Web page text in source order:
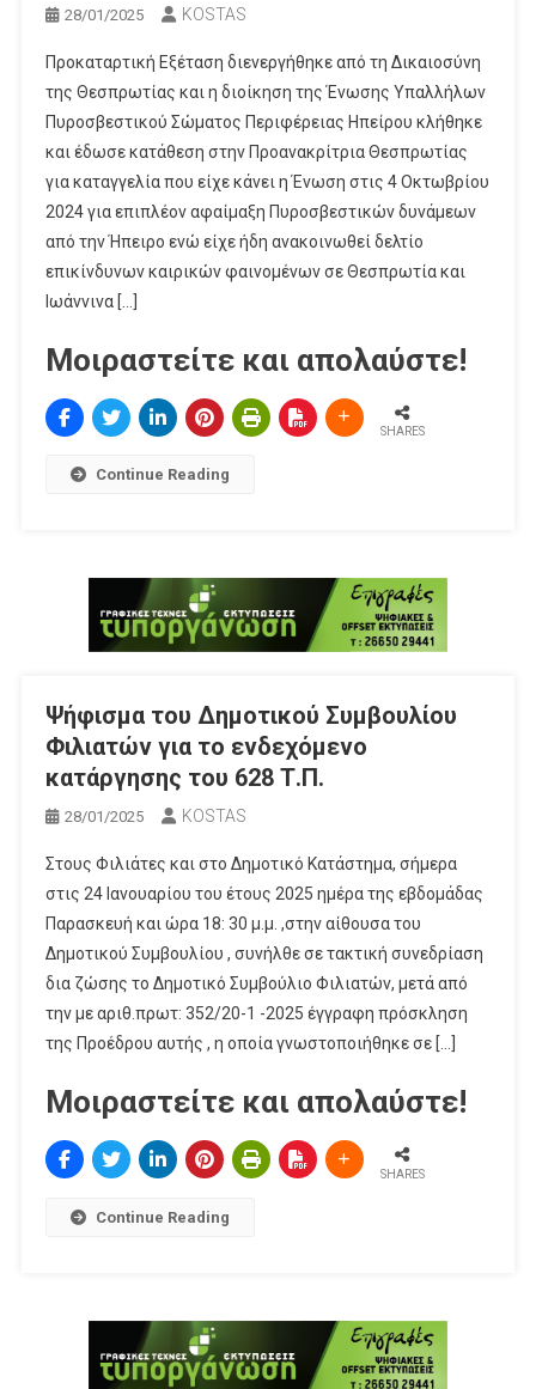
28/01/2025 KOSTAS
Προκαταρτική Εξέταση διενεργήθηκε από τη Δικαιοσύνη
της Θεσπρωτίας και η διοίκηση της Ένωσης Υπαλλήλων
Πυροσβεστικού Σώματος Περιφέρειας Ηπείρου κλήθηκε
και έδωσε κατάθεση στην Προανακρίτρια Θεσπρωτίας
για καταγγελία που είχε κάνει η Ένωση στις 4 Οκτωβρίου
2024 για επιπλέον αφαίμαξη Πυροσβεστικών δυνάμεων
από την Ήπειρο ενώ είχε ήδη ανακοινωθεί δελτίο
επικίνδυνων καιρικών φαινομένων σε Θεσπρωτία και
Ιωάννινα […]
Μοιραστείτε και απολαύστε!
SHARES
Continue Reading
Ψήφισμα του Δημοτικού Συμβουλίου
Φιλιατών για το ενδεχόμενο
κατάργησης του 628 Τ.Π.
28/01/2025 KOSTAS
Στους Φιλιάτες και στο Δημοτικό Κατάστημα, σήμερα
στις 24 Ιανουαρίου του έτους 2025 ημέρα της εβδομάδας
Παρασκευή και ώρα 18: 30 μ.μ. ,στην αίθουσα του
Δημοτικού Συμβουλίου , συνήλθε σε τακτική συνεδρίαση
δια ζώσης το Δημοτικό Συμβούλιο Φιλιατών, μετά από
την με αριθ.πρωτ: 352/20-1 -2025 έγγραφη πρόσκληση
της Προέδρου αυτής , η οποία γνωστοποιήθηκε σε […]
Μοιραστείτε και απολαύστε!
SHARES
Continue Reading